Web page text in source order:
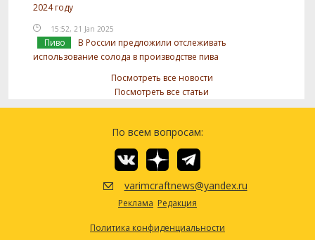
2024 году
15:52, 21 Jan 2025
Пиво
В России предложили отслеживать
использование солода в производстве пива
Посмотреть все новости
Посмотреть все статьи
По всем вопросам:
varimcraftnews@yandex.ru
Реклама Редакция
Политика конфиденциальности